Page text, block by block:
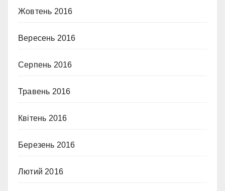
Жовтень 2016
Вересень 2016
Серпень 2016
Травень 2016
Квітень 2016
Березень 2016
Лютий 2016